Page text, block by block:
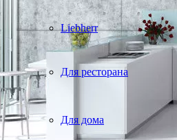
Liebherr
Для ресторана
Для дома